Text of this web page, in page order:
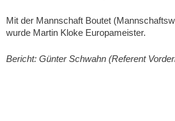
Mit der Mannschaft Boutet
wurde Martin Kloke Europameister.
Bericht: Günter Schwahn (Referent